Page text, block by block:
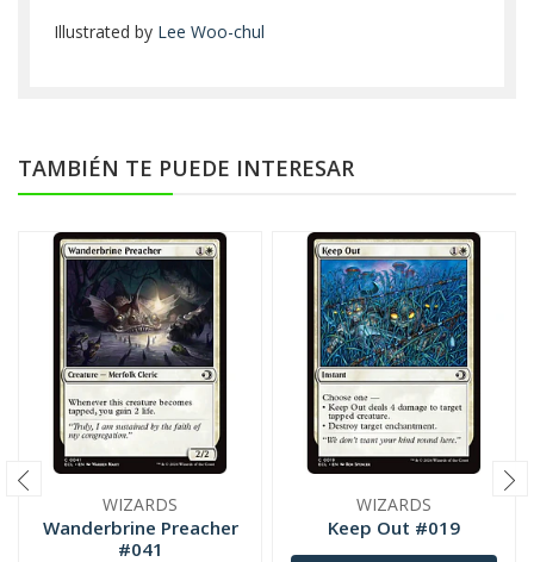
Illustrated by Lee Woo-chul
TAMBIÉN TE PUEDE INTERESAR
WIZARDS
Wanderbrine Preacher
#041
WIZARDS
Keep Out #019